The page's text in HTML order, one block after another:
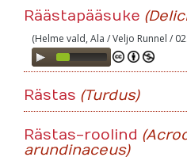
Räästapääsuke
(Helme vald, Ala / Veljo Runnel /
Audio
Player
Rästas (Turdus)
Rästas-roolind
arundinaceus)